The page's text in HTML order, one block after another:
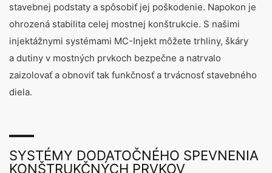
stavebnej podstaty a spôsobiť jej poškodenie. Napokon je
ohrozená stabilita celej mostnej konštrukcie. S našimi
injektážnymi systémami MC-Injekt môžete trhliny, škáry
a dutiny v mostných prvkoch bezpečne a natrvalo
zaizolovať a obnoviť tak funkčnosť a trvácnosť stavebného
diela.
SYSTÉMY DODATOČNÉHO SPEVNENIA
KONŠTRUKČNÝCH PRVKOV